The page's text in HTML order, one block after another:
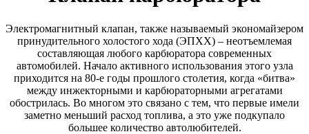
Электромагнитный клапан, также называемый экономайзером
принудительного холостого хода (ЭПХХ) – неотъемлемая
составляющая любого карбюратора современных
автомобилей. Начало активного использования этого узла
приходится на 80-е годы прошлого столетия, когда «битва»
между инжекторными и карбюраторными агрегатами
обострилась. Во многом это связано с тем, что первые имели
заметно меньший расход топлива, а это уже подкупало
большее количество автолюбителей.